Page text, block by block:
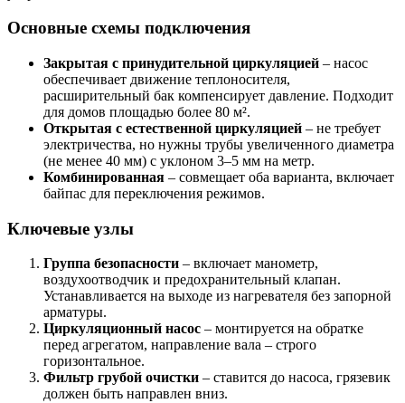
Основные схемы подключения
Закрытая с принудительной циркуляцией – насос
обеспечивает движение теплоносителя,
расширительный бак компенсирует давление. Подходит
для домов площадью более 80 м².
Открытая с естественной циркуляцией – не требует
электричества, но нужны трубы увеличенного диаметра
(не менее 40 мм) с уклоном 3–5 мм на метр.
Комбинированная – совмещает оба варианта, включает
байпас для переключения режимов.
Ключевые узлы
Группа безопасности – включает манометр,
воздухоотводчик и предохранительный клапан.
Устанавливается на выходе из нагревателя без запорной
арматуры.
Циркуляционный насос – монтируется на обратке
перед агрегатом, направление вала – строго
горизонтальное.
Фильтр грубой очистки – ставится до насоса, грязевик
должен быть направлен вниз.